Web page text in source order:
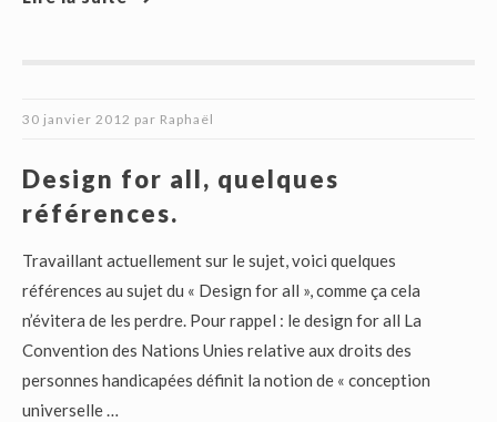
30 janvier 2012 par Raphaël
Design for all, quelques
références.
Travaillant actuellement sur le sujet, voici quelques
références au sujet du « Design for all », comme ça cela
n’évitera de les perdre. Pour rappel : le design for all La
Convention des Nations Unies relative aux droits des
personnes handicapées définit la notion de « conception
universelle …